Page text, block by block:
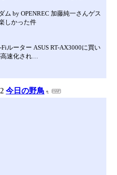
ム by OPENREC 加藤純一さんゲス
しかった件
ルーター ASUS RT-AX3000に買い
速化され…
今日の野鳥